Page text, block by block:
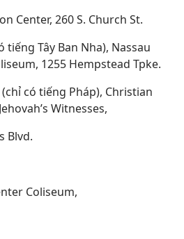
Center, 260 S. Church St.
tiếng Tây Ban Nha), Nassau
1255 Hempstead Tpke.
(chỉ có tiếng Pháp), Christian
Witnesses,
Blvd.
Coliseum,